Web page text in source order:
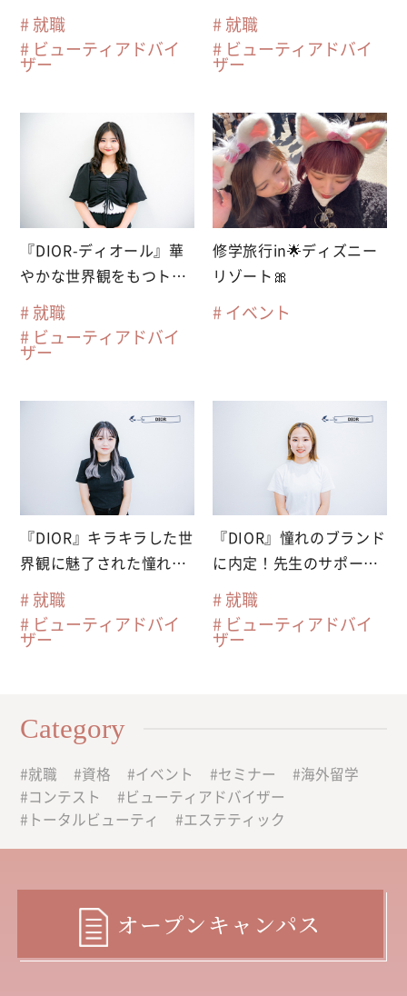
広めたい
就職
ビューティアドバイ
ザー
ル-』に内定
就職
ビューティアドバイ
ザー
『DIOR-ディオール』華
やかな世界観をもつトッ
プブランドへ内定
就職
ビューティアドバイ
ザー
修学旅行in🌟ディズニー
リゾート🎀
イベント
『DIOR』キラキラした世
界観に魅了された憧れの
ブランドに就職内定
就職
ビューティアドバイ
ザー
『DIOR』憧れのブランド
に内定！先生のサポート
があったからがんばれ
た！
就職
ビューティアドバイ
ザー
Category
就職 資格 イベント セミナー
海外留学
コンテスト
ビューティアドバイザー
トータルビューティ
エステティック
オープンキャンパス